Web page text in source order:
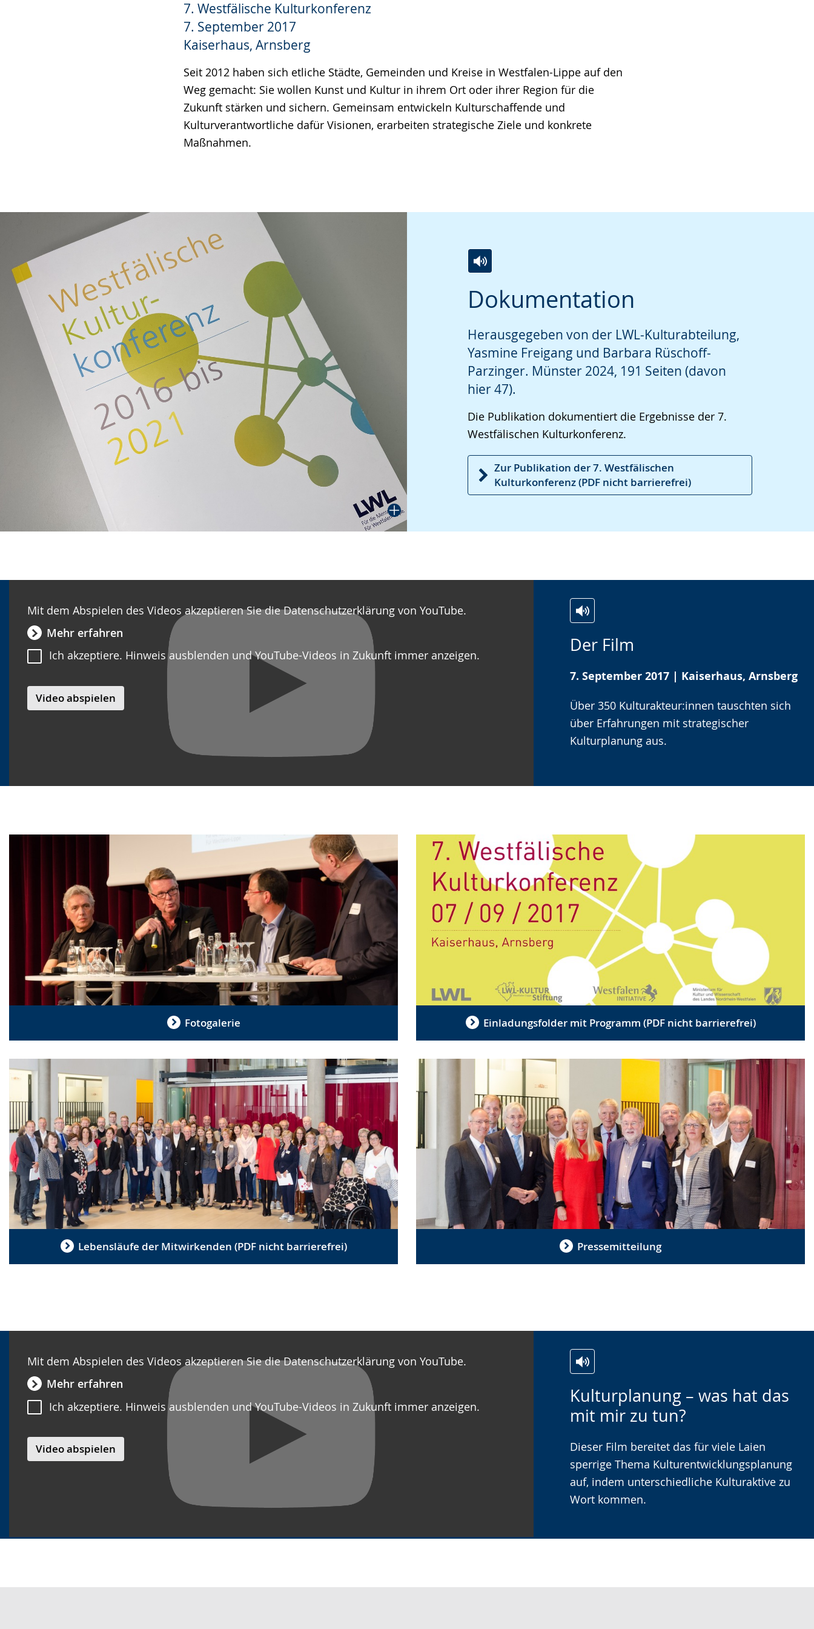
7. Westfälische Kulturkonferenz
7. September 2017
Kaiserhaus, Arnsberg
Seit 2012 haben sich etliche Städte, Gemeinden und Kreise in Westfalen-Lippe auf den
Weg gemacht: Sie wollen Kunst und Kultur in ihrem Ort oder ihrer Region für die
Zukunft stärken und sichern. Gemeinsam entwickeln Kulturschaffende und
Kulturverantwortliche dafür Visionen, erarbeiten strategische Ziele und konkrete
Maßnahmen.
wechseln.
Deutscher
Gebärdensprache
wird
Dokumentation
Herausgegeben von der LWL-Kulturabteilung,
Yasmine Freigang und Barbara Rüschoff-
Parzinger. Münster 2024, 191 Seiten (davon
hier 47).
Die Publikation dokumentiert die Ergebnisse der 7.
Westfälischen Kulturkonferenz.
Zur Publikation der 7. Westfälischen
Kulturkonferenz (PDF nicht barrierefrei)
Leichten
wechseln.
Audio-
Video
Deutscher
Gebärdensprache
wird
angezeigt.
Mit dem Abspielen des Videos akzeptieren Sie die Datenschutzerklärung von YouTube.
Mehr erfahren
Ich akzeptiere. Hinweis ausblenden und YouTube-Videos in Zukunft immer anzeigen.
Video abspielen
Der Film
Leichten
wechseln.
Audio-
Video
Deutscher
Gebärdensprache
wird
angezeigt.
7. September 2017 | Kaiserhaus, Arnsberg
Über 350 Kulturakteur:innen tauschten sich
über Erfahrungen mit strategischer
Kulturplanung aus.
Fotogalerie Einladungsfolder mit Programm (PDF nicht barrierefrei)
Lebensläufe der Mitwirkenden (PDF nicht barrierefrei) Pressemitteilung
Mit dem Abspielen des Videos akzeptieren Sie die Datenschutzerklärung von YouTube.
Mehr erfahren
Ich akzeptiere. Hinweis ausblenden und YouTube-Videos in Zukunft immer anzeigen.
Video abspielen
Kulturplanung – was hat das
mit mir zu tun?
Leichten
Sprache
Audio-
Unterstützung.
Video
in
Gebärdensprache
wird
angezeigt.
Dieser Film bereitet das für viele Laien
sperrige Thema Kulturentwicklungsplanung
auf, indem unterschiedliche Kulturaktive zu
Wort kommen.